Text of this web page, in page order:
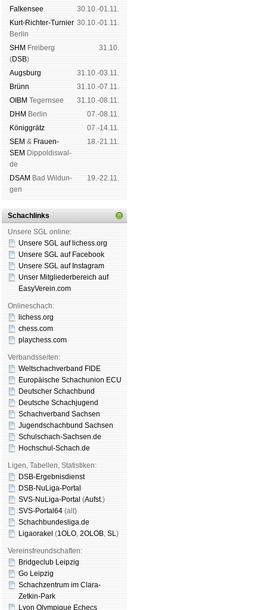
Fal­ken­see
30.10.-01.11.
Kurt-Rich­ter-Tur­nier
Ber­lin
30.10.-01.11.
SHM Frei­berg
(DSB)
31.10.
Augs­burg
31.10.-03.11.
Brünn
31.10.-07.11.
OIBM Tegern­see
31.10.-08.11.
DHM Ber­lin
07.-08.11.
König­grätz
07.-14.11.
SEM & Frauen-
SEM Dip­pol­dis­wal­
de
18.-21.11.
DSAM Bad Wil­dun­
gen
19.-22.11.
Schachlinks
Unsere SGL online:
Unsere SGL auf li­chess.org
Unsere SGL auf Face­book
Unsere SGL auf Insta­gram
Unser Mitgliederbereich auf
EasyVerein.com
Onlineschach:
lichess.org
chess.com
playchess.com
Verbandsseiten:
Weltschachverband FIDE
Europäische Schachunion ECU
Deutscher Schachbund
Deutsche Schachjugend
Schachverband Sachsen
Jugendschachbund Sachsen
Schulschach-Sachsen.de
Hochschul-Schach.de
Ligen, Tabellen, Statistiken:
DSB-Ergebnisdienst
DSB-NuLiga-Portal
SVS-NuLiga-Portal (Aufst.)
SVS-Portal64 (alt)
Schachbundesliga.de
Ligaorakel (1OLO, 2OLOB, SL)
Vereinsfreundschaften:
Bridgeclub Leipzig
Go Leipzig
Schachzentrum im Clara-
Zetkin-Park
Lyon Olympique Echecs